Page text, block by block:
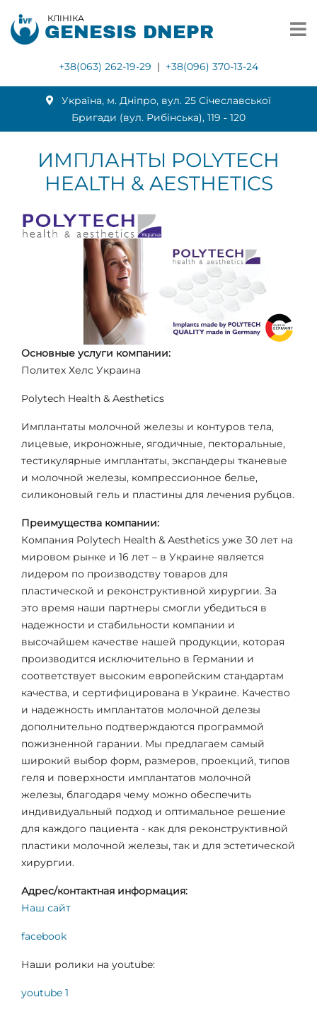
КЛІНІКА
GENESIS DNEPR
+38(063) 262-19-29 | +38(096) 370-13-24
Українa, м. Дніпро, вул. 25 Січеславської
Бригади (вул. Рибінська), 119 ‑ 120
ИМПЛАНТЫ POLYTECH
HEALTH & AESTHETICS
Основные услуги компании:
Политех Хелс Украина
Polytech Health & Aesthetics
Имплантаты молочной железы и контуров тела,
лицевые, икроножные, ягодичные, пекторальные,
тестикулярные имплантаты, экспандеры тканевые
и молочной железы, компрессионное белье,
силиконовый гель и пластины для лечения рубцов.
Преимущества компании:
Компания Polytech Health & Aesthetics уже 30 лет на
мировом рынке и 16 лет – в Украине является
лидером по производству товаров для
пластической и реконструктивной хирургии. За
это время наши партнеры смогли убедиться в
надежности и стабильности компании и
высочайшем качестве нашей продукции, которая
производится исключительно в Германии и
соответствует высоким европейским стандартам
качества, и сертифицирована в Украине. Качество
и надежность имплантатов молочной делезы
дополнительно подтверждаются программой
пожизненной гарании. Мы предлагаем самый
широкий выбор форм, размеров, проекций, типов
геля и поверхности имплантатов молочной
железы, благодаря чему можно обеспечить
индивидуальный подход и оптимальное решение
для каждого пациента - как для реконструктивной
пластики молочной железы, так и для эстетической
хирургии.
Адрес/контактная информация:
Наш сайт
facebook
Наши ролики на youtube:
youtube 1